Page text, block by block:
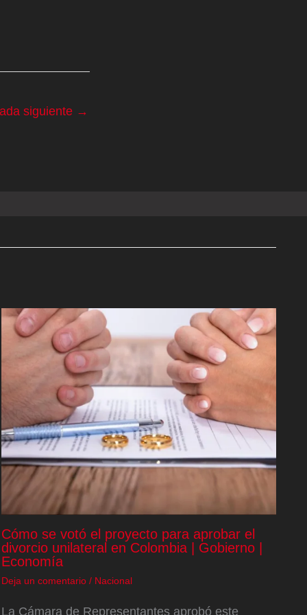
siguiente →
Cómo se votó el proyecto para aprobar el
divorcio unilateral en Colombia | Gobierno |
Economía
Deja un comentario / Nacional
La Cámara de Representantes aprobó este